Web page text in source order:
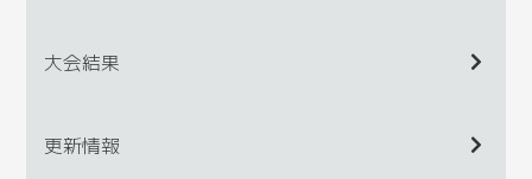
大会結果
更新情報